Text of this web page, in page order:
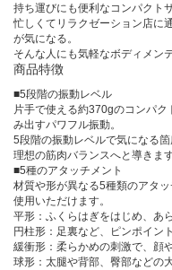
持ち運びにも便利なコンパクト
忙しくてリラクゼーション店に
が気になる。
そんな人にも気軽なボディメン
商品特徴
■5段階の振動レベル
片手で使える約370gのコンパ
み出すパワフル振動。
5段階の振動レベルで気になる
理想の筋肉バランスへと導きま
■5種のアタッチメント
材質や形が異なる5種類のアタ
使用いただけます。
平形：ふくらはぎをはじめ、あ
円柱形：足裏など、ピンポイン
緩衝形：柔らかめの刺激で、顔
球形：太腿や背部、臀部などの